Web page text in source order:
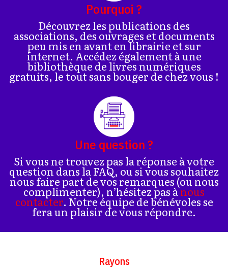
Pourquoi ?
Découvrez les publications des
associations, des ouvrages et documents
peu mis en avant en librairie et sur
internet. Accédez également à une
bibliothèque de livres numériques
gratuits, le tout sans bouger de chez vous !
Une question ?
Si vous ne trouvez pas la réponse à votre
question dans la FAQ, ou si vous souhaitez
nous faire part de vos remarques (ou nous
complimenter), n’hésitez pas ànous
contacter. Notre équipe de bénévoles se
fera un plaisir de vous répondre.
Rayons